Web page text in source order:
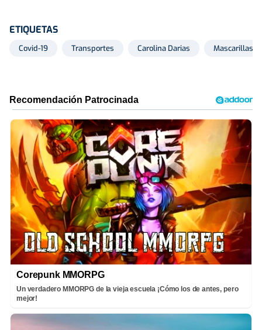
ETIQUETAS
Covid-19 Transportes Carolina Darias Mascarillas
Corepunk MMORPG
Un verdadero MMORPG de la vieja escuela ¡Cómo los de antes, pero
mejor!